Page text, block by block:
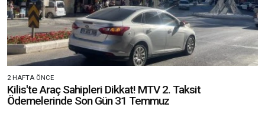
2 HAFTA ÖNCE
Kilis'te Araç Sahipleri Dikkat! MTV 2. Taksit
Ödemelerinde Son Gün 31 Temmuz